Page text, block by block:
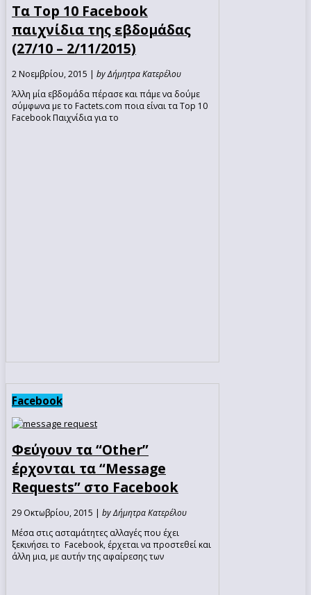
Τα Top 10 Facebook
παιχνίδια της εβδομάδας
(27/10 – 2/11/2015)
2 Νοεμβρίου, 2015 | by Δήμητρα Κατερέλου
Άλλη μία εβδομάδα πέρασε και πάμε να δούμε
σύμφωνα με το Factets.com ποια είναι τα Top 10
Facebook Παιχνίδια για το
Facebook
Φεύγουν τα “Other”
έρχονται τα “Message
Requests” στο Facebook
29 Οκτωβρίου, 2015 | by Δήμητρα Κατερέλου
Μέσα στις ασταμάτητες αλλαγές που έχει
ξεκινήσει το Facebook, έρχεται να προστεθεί και
άλλη μια, με αυτήν της αφαίρεσης των